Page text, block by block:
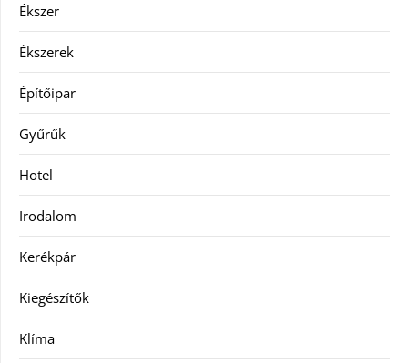
Ékszer
Ékszerek
Építőipar
Gyűrűk
Hotel
Irodalom
Kerékpár
Kiegészítők
Klíma